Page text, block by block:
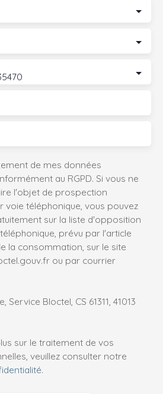
de mes données
au RGPD. Si vous ne
l'objet de prospection
voie téléphonique, vous pouvez
sur la liste d'opposition
prévu par l'article
la consommation, sur le site
ou par courrier
Service Bloctel, CS 61311, 41013
sur le traitement de vos
veuillez consulter notre
.